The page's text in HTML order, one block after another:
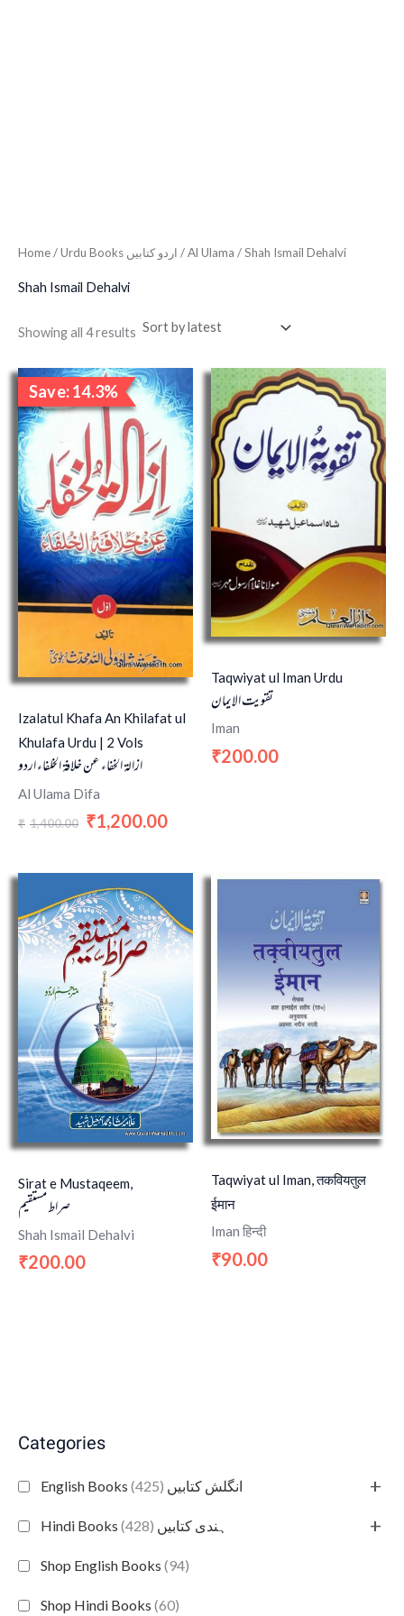
Categories
English Books انگلش کتابیں (425) +
Hindi Books ہندی کتابیں (428) +
Shop English Books (94)
Shop Hindi Books (60)
Home/ Urdu Books اردو کتابیں /Al Ulama / Shah Ismail Dehalvi
Shah Ismail Dehalvi
Showing all 4 results
Save: 14.3%
Sale!
Izalatul Khafa An Khilafat ul
Khulafa Urdu | 2 Vols
ازالۃ الخفاء عن خلافۃ الخلفاء اردو
Al Ulama Difa
₹ 1,400.00
Original
price
was:
₹1,400.00.
₹1,200.00
Current
price
is:
₹1,200.00.
Taqwiyat ul Iman Urdu
تقویت الایمان
Iman
₹200.00
Sirat e Mustaqeem,
صراط مستقیم
Shah Ismail Dehalvi
₹200.00
Taqwiyat ul Iman, तकवियतुल
ईमान
Iman हिन्दी
₹90.00